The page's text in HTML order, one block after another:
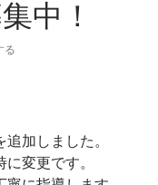
中！
る
加しました。
変更です。